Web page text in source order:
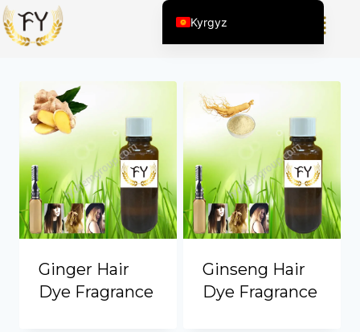
Showing all 4 results
Ginger Hair
Dye Fragrance
Ginseng Hair
Dye Fragrance
Kyrgyz
English (United States)
English (South Africa)
Afrikaans
Arabic
Spanish (Peru)
Spanish (Venezuela)
Kazakh
Spanish (Argentina)
Thai